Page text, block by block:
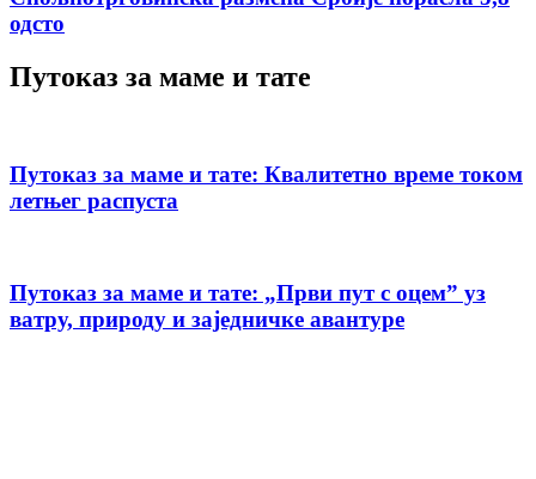
одсто
Путоказ за маме и тате
Путоказ за маме и тате: Квалитетно време током
летњег распуста
Путоказ за маме и тате: „Први пут с оцемˮ уз
ватру, природу и заједничке авантуре